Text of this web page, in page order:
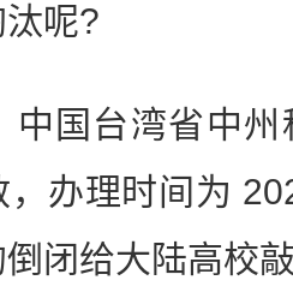
呢?
国台湾省中州
，办理时间为
闭给大陆高校